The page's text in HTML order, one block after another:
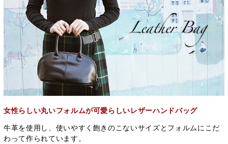
女性らしい丸いフォルムが可愛らしいレザーハンドバッグ
牛革を使用し、使いやすく飽きのこないサイズとフォルムにこだ
わって作られています。